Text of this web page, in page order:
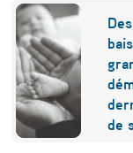
de